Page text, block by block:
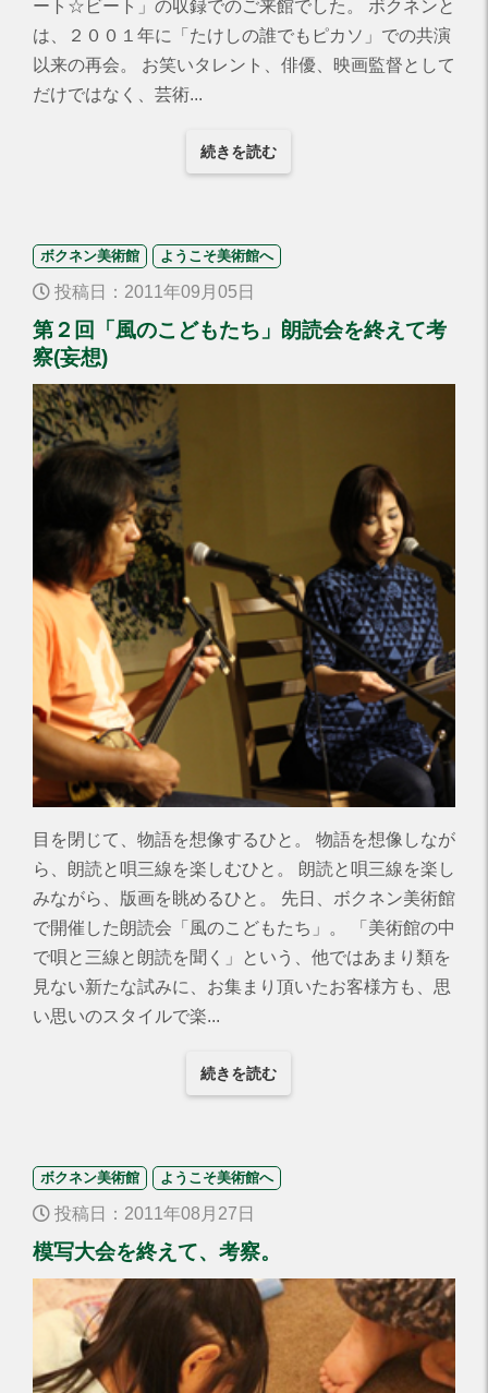
ート☆ビート」の収録でのご来館でした。 ボクネンと
は、２００１年に「たけしの誰でもピカソ」での共演
以来の再会。 お笑いタレント、俳優、映画監督として
だけではなく、芸術...
続きを読む
ボクネン美術館 ようこそ美術館へ
投稿日：2011年09月05日
第２回「風のこどもたち」朗読会を終えて考
察(妄想)
目を閉じて、物語を想像するひと。 物語を想像しなが
ら、朗読と唄三線を楽しむひと。 朗読と唄三線を楽し
みながら、版画を眺めるひと。 先日、ボクネン美術館
で開催した朗読会「風のこどもたち」。 「美術館の中
で唄と三線と朗読を聞く」という、他ではあまり類を
見ない新たな試みに、お集まり頂いたお客様方も、思
い思いのスタイルで楽...
続きを読む
ボクネン美術館 ようこそ美術館へ
投稿日：2011年08月27日
模写大会を終えて、考察。